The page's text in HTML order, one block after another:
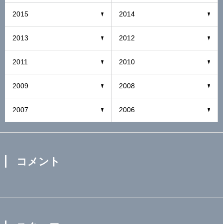
2015 2014
2013 2012
2011 2010
2009 2008
2007 2006
コメント